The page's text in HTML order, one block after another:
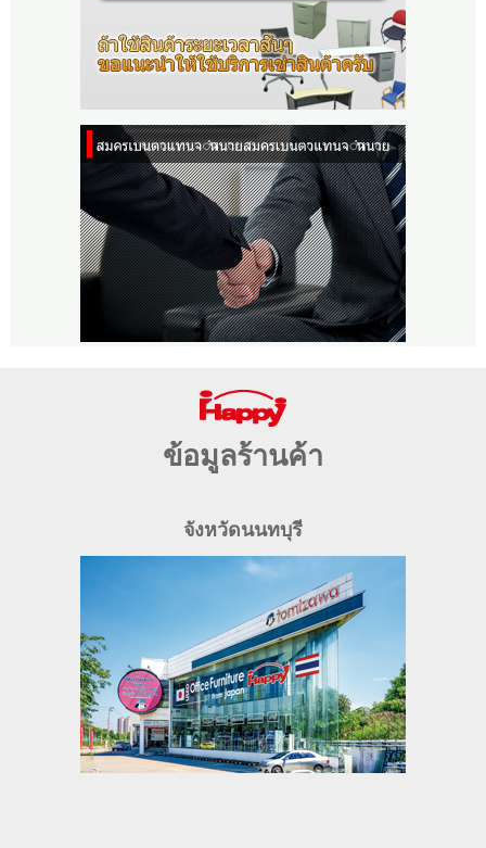
ข้อมูลร้านค้า
จังหวัดนนทบุรี